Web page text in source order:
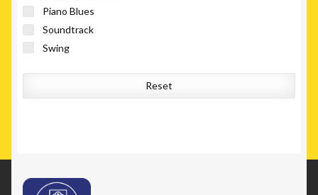
Piano Blues
Soundtrack
Swing
Reset